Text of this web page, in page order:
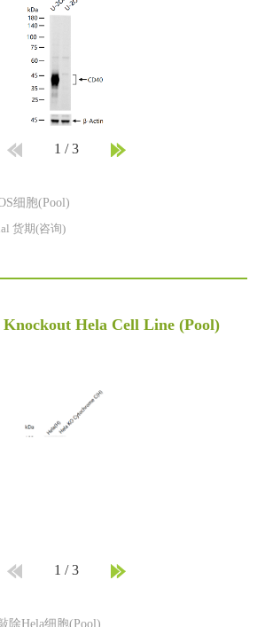
1 /3
细胞(Pool)
货期(咨询)
Hela Cell Line (Pool)
1 /3